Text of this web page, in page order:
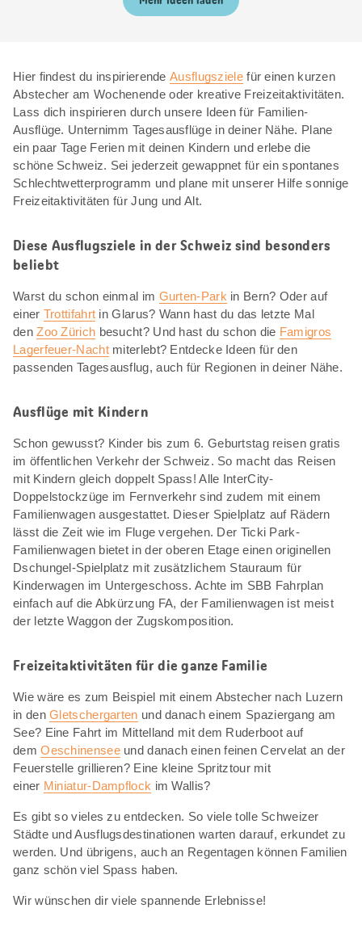
Hier findest du inspirierendeAusflugszielefür einen kurzen
Abstecher am Wochenende oder kreative Freizeitaktivitäten.
Lass dich inspirieren durch unsere Ideen für Familien-
Ausflüge. Unternimm Tagesausflüge in deiner Nähe. Plane
ein paar Tage Ferien mit deinen Kindern und erlebe die
schöne Schweiz. Sei jederzeit gewappnet für ein spontanes
Schlechtwetterprogramm und plane mit unserer Hilfe sonnige
Freizeitaktivitäten für Jung und Alt.
Diese Ausflugsziele in der Schweiz sind besonders
beliebt
Warst du schon einmal im Gurten-Park in Bern? Oder auf
einer Trottifahrt in Glarus? Wann hast du das letzte Mal
denZoo Zürich besucht? Und hast du schon die Famigros
Lagerfeuer-Nachtmiterlebt? Entdecke Ideen für den
passenden Tagesausflug, auch für Regionen in deiner Nähe.
Ausflüge mit Kindern
Schon gewusst? Kinder bis zum 6. Geburtstag reisen gratis
im öffentlichen Verkehr der Schweiz. So macht das Reisen
mit Kindern gleich doppelt Spass! Alle InterCity-
Doppelstockzüge im Fernverkehr sind zudem mit einem
Familienwagen ausgestattet. Dieser Spielplatz auf Rädern
lässt die Zeit wie im Fluge vergehen. Der Ticki Park-
Familienwagen bietet in der oberen Etage einen originellen
Dschungel-Spielplatz mit zusätzlichem Stauraum für
Kinderwagen im Untergeschoss. Achte im SBB Fahrplan
einfach auf die Abkürzung FA, der Familienwagen ist meist
der letzte Waggon der Zugskomposition.
Freizeitaktivitäten für die ganze Familie
Wie wäre es zum Beispiel mit einem Abstecher nach Luzern
in denGletschergarten und danach einem Spaziergang am
See? Eine Fahrt im Mittelland mit dem Ruderboot auf
demOeschinenseeund danach einen feinen Cervelat an der
Feuerstelle grillieren? Eine kleine Spritztour mit
einer Miniatur-Dampflock im Wallis?
Es gibt so vieles zu entdecken. So viele tolle Schweizer
Städte und Ausflugsdestinationen warten darauf, erkundet zu
werden. Und übrigens, auch an Regentagen können Familien
ganz schön viel Spass haben.
Wir wünschen dir viele spannende Erlebnisse!